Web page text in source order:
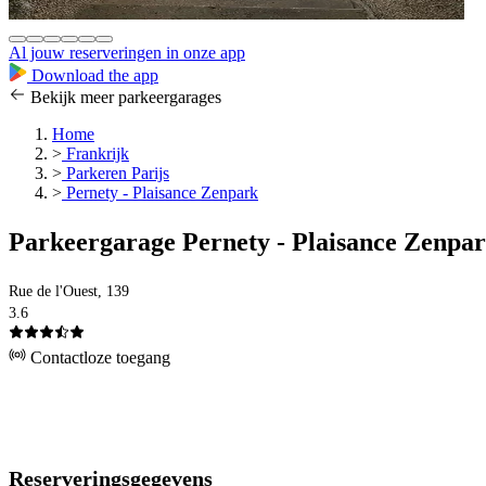
Al jouw reserveringen in onze app
Download the app
Bekijk meer parkeergarages
Home
> Frankrijk
> Parkeren Parijs
> Pernety - Plaisance Zenpark
Parkeergarage Pernety - Plaisance
Rue de l'Ouest, 139
3.6
Contactloze toegang
Reserveringsgegevens